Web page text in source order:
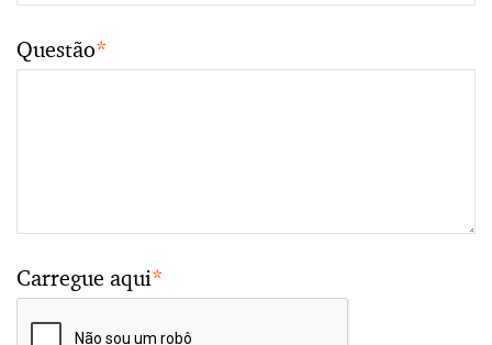
Questão*
Carregue aqui*